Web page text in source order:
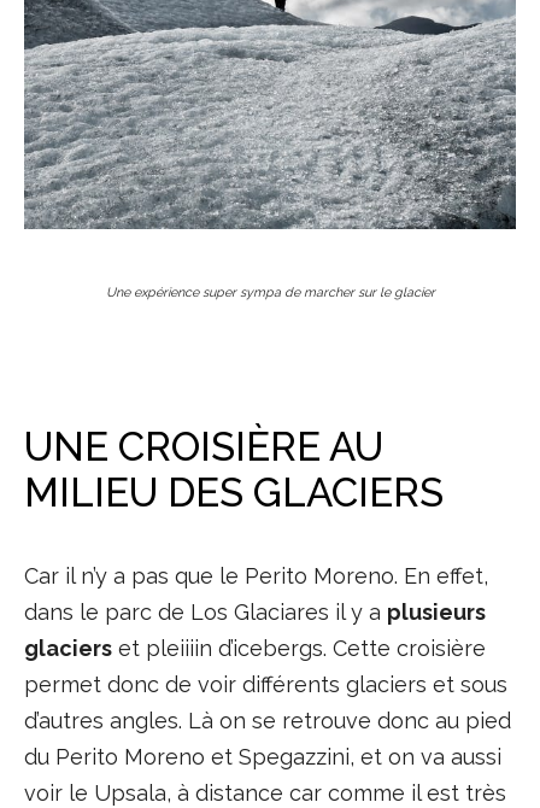
Une expérience super sympa de marcher sur le glacier
UNE CROISIÈRE AU
MILIEU DES GLACIERS
Car il n’y a pas que le Perito Moreno. En effet,
dans le parc de Los Glaciares il y a plusieurs
glaciers et pleiiiin d’icebergs. Cette croisière
permet donc de voir différents glaciers et sous
d’autres angles. Là on se retrouve donc au pied
du Perito Moreno et Spegazzini, et on va aussi
voir le Upsala, à distance car comme il est très